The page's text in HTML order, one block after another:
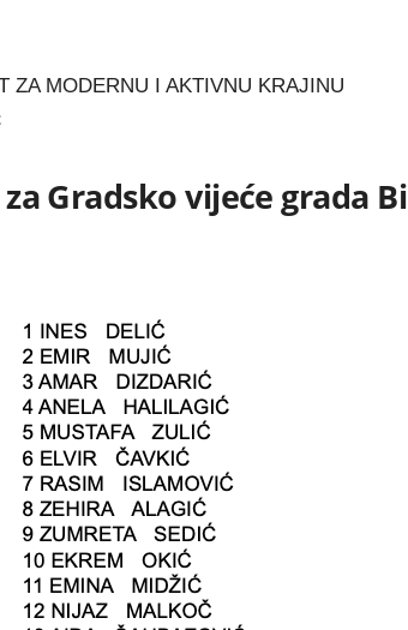
ZA MODERNU I AKTIVNU KRAJINU
Gradsko vijeće grada